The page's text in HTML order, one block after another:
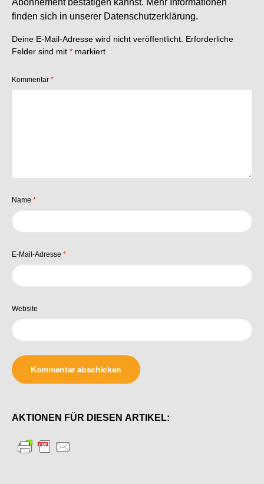
Abonnement bestätigen kannst. Mehr Informationen
finden sich in unserer Datenschutzerklärung.
Deine E-Mail-Adresse wird nicht veröffentlicht. Erforderliche
Felder sind mit * markiert
Kommentar *
Name *
E-Mail-Adresse *
Website
AKTIONEN FÜR DIESEN ARTIKEL: